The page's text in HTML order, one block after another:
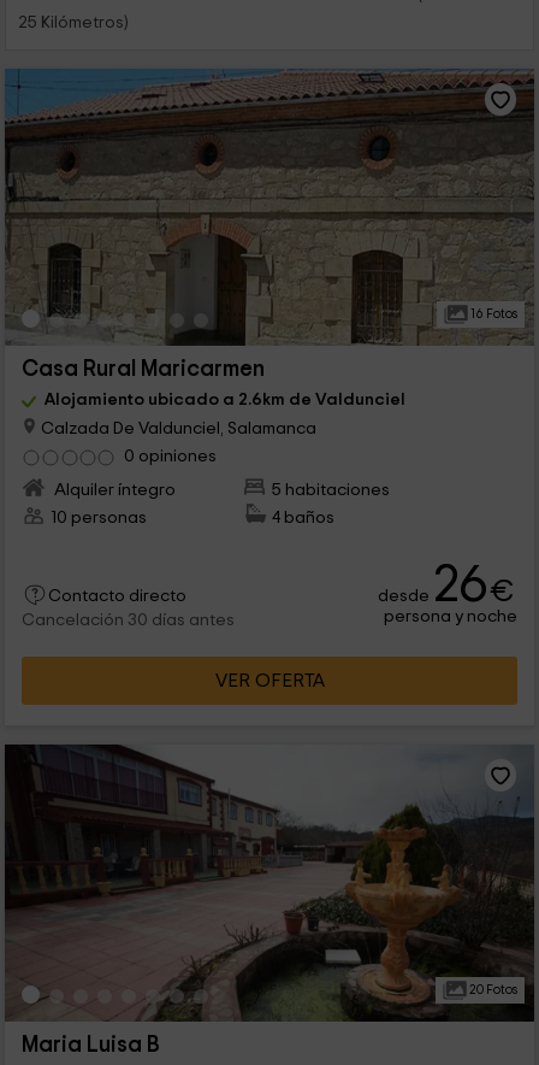
25 Kilómetros)
16 Fotos
Casa Rural Maricarmen
Alojamiento ubicado a 2.6km de Valdunciel
Calzada De Valdunciel, Salamanca
0 opiniones
Alquiler íntegro
5 habitaciones
10 personas
4 baños
Contacto directo
Cancelación 30 días antes
desde 26€
persona y noche
VER OFERTA
20 Fotos
Maria Luisa B